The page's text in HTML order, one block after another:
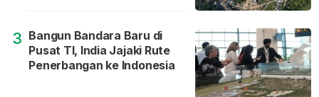
3 Bangun Bandara Baru di
Pusat TI, India Jajaki Rute
Penerbangan ke Indonesia